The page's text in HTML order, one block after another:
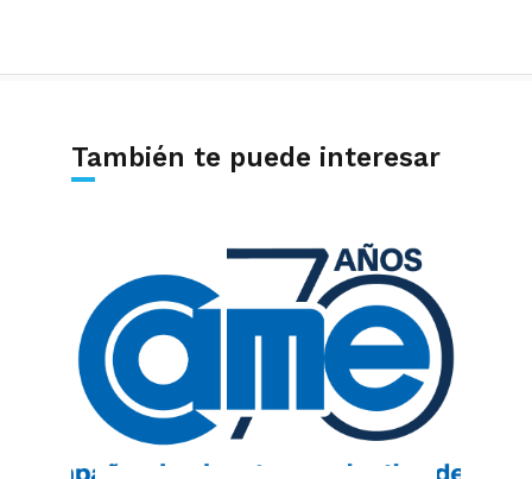
También te puede interesar